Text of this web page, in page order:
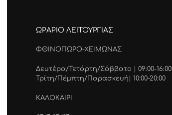
ΩΡΑΡΙΟ ΛΕΙΤΟΥΡΓΙΑΣ
ΦΘΙΝΟΠΩΡΟ-ΧΕΙΜΩΝΑΣ
Δευτέρα/Τετάρτη/Σάββατο | 09:00-16:00
Τρίτη/Πέμπτη/Παρασκευή| 10:00-20:00
ΚΑΛΟΚΑΙΡΙ